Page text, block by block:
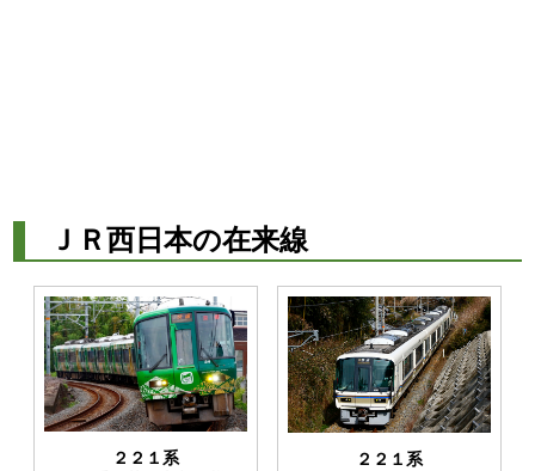
ＪＲ西日本の在来線
２２１系
２２１系